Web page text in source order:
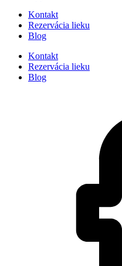
Kontakt
Rezervácia lieku
Blog
Kontakt
Rezervácia lieku
Blog